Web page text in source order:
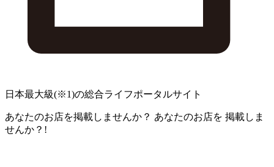
日本最大級(※1)の総合ライフポータルサイト
あなたのお店を掲載しませんか？ あなたのお店を 掲載しま
せんか？!